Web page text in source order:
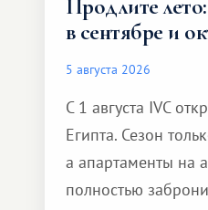
Продлите
в сентябре и
5 августа 2026
С 1 августа IVC
Египта. Сезон
а апартаменты на
полностью